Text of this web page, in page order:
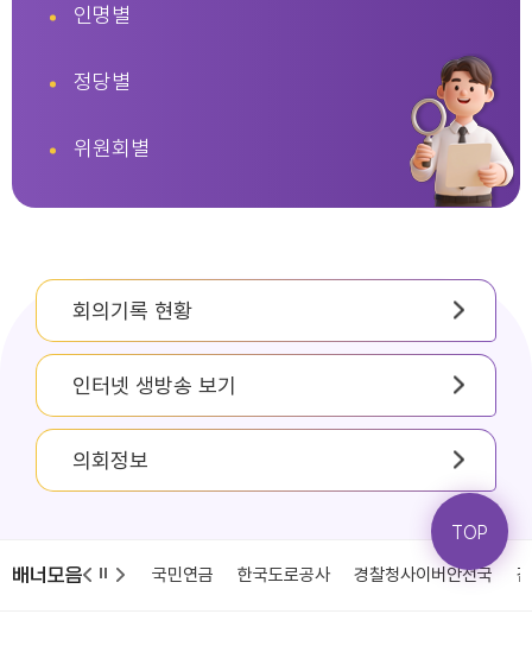
인명별
정당별
위원회별
회의기록 현황
인터넷 생방송 보기
의회정보
배너모음
국민건강보험 국민연금 한국도로공사 경찰청사이버안전국
TOP